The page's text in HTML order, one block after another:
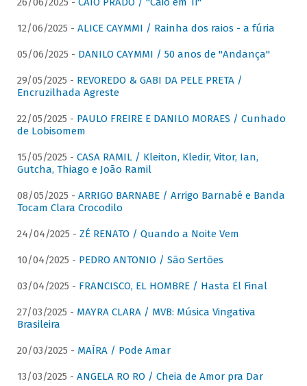
12/06/2025 - ALICE CAYMMI / Rainha dos raios - a fúria
05/06/2025 - DANILO CAYMMI / 50 anos de "Andança"
29/05/2025 - REVOREDO & GABI DA PELE PRETA /
Encruzilhada Agreste
22/05/2025 - PAULO FREIRE E DANILO MORAES / Cunhado
de Lobisomem
15/05/2025 - CASA RAMIL / Kleiton, Kledir, Vitor, Ian,
Gutcha, Thiago e João Ramil
08/05/2025 - ARRIGO BARNABE / Arrigo Barnabé e Banda
Tocam Clara Crocodilo
24/04/2025 - ZÉ RENATO / Quando a Noite Vem
10/04/2025 - PEDRO ANTONIO / São Sertões
03/04/2025 - FRANCISCO, EL HOMBRE / Hasta El Final
27/03/2025 - MAYRA CLARA / MVB: Música Vingativa
Brasileira
20/03/2025 - MAÍRA / Pode Amar
13/03/2025 - ANGELA RO RO / Cheia de Amor pra Dar